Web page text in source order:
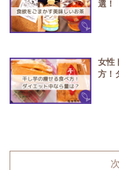
選！
女性
方！